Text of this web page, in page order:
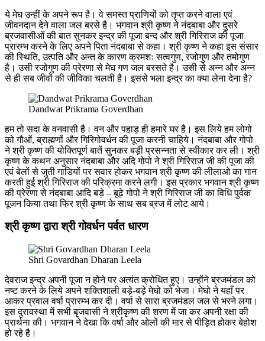
ये मेघ उन्हीं के अपने रूप है। वे समस्त प्राणियों को तृप्त करने वाला एवं
जीवनदान देने वाला जल बरसे है। भगवान श्री कृष्ण ने नंदबाबा और दुसरे
ब्रजवासीओं की बात सुनकर इन्द्र की पूजा बन्द और श्री गिरिराज की पूजा
प्रारम्भ करने के लिए अपने पिता नंदबाबा से कहा। श्री कृष्ण ने कहा इस संसार
की स्थिति, उत्पति और अन्त के कारण क्रमशः सत्वगुण, रजोगुण और तमोगुण
है। उसी रजोगुण की प्रेरणा से मेघ गण जल बरसते है। उसी से अन्न और अन्न
से ही सब जीवों की जीविका चलती है। इससे भला इन्द्र का क्या लेना देना है?
Dandwat Prikrama Goverdhan
हम तो सदा के वनवासी है। वन और पहाड़ ही हमारे घर है। इस लिये हम लोगो
को गौओं, ब्राह्मणों और गिरिगोवर्धन की पूजा करनी चाहिये। नंदबाबा और गोपो
ने श्री कृष्ण की योक्तिपूर्ण बातें सुनकर बड़ी प्रसन्नता से स्वीकार कर ली। श्री
कृष्ण के कथन अनुसार नंदबाबा और अदि गोपो ने श्री गिरिराज जी की पूजा की
एवं बेलों से जुती गाडियों पर सवार होकर भगवान श्री कृष्ण की लीलाओ का गान
करती हुई श्री गिरिराज की परिक्रमा करने लगी। इस प्रकार भगवान श्री कृष्ण
की प्रेरणा से नंदबाबा आदि बड़े – बूढ़े गोपो ने श्री गिरिराज जी का विधि पुर्वक
पूजन किया तथा फिर श्री कृष्ण के साथ सब ब्रज में लोट आये।
श्री कृष्ण द्वारा श्री गोवर्धन पर्वत धारण
Shri Govardhan Dharan Leela
देवराज इन्द्र अपनी पूजा न होने पर अत्यंत क्रोधित हुए। उन्होंने ब्रजमंडल को
नष्ट करने के लिये अपने शक्तिशाली बड़े-बड़े मेघो को भेजा। मेघो ने यहाँ पर
आकर प्रवाल वर्षा प्रारम्भ कर दी। वर्षा से सारा ब्रजमंडल जल से भरने लगा।
इस दुरावस्था में सभी बृजवासी ने श्रीकृष्ण की शरण में जा कर अपनी रक्षा की
प्रार्थना की। भगवान ने देखा कि वर्षा और ओलों की मार से पीड़ित होकर बेहोश
हो रहे है।